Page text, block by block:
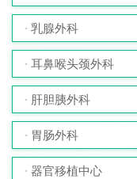
乳腺外科
耳鼻喉头颈外科
肝胆胰外科
胃肠外科
器官移植中心